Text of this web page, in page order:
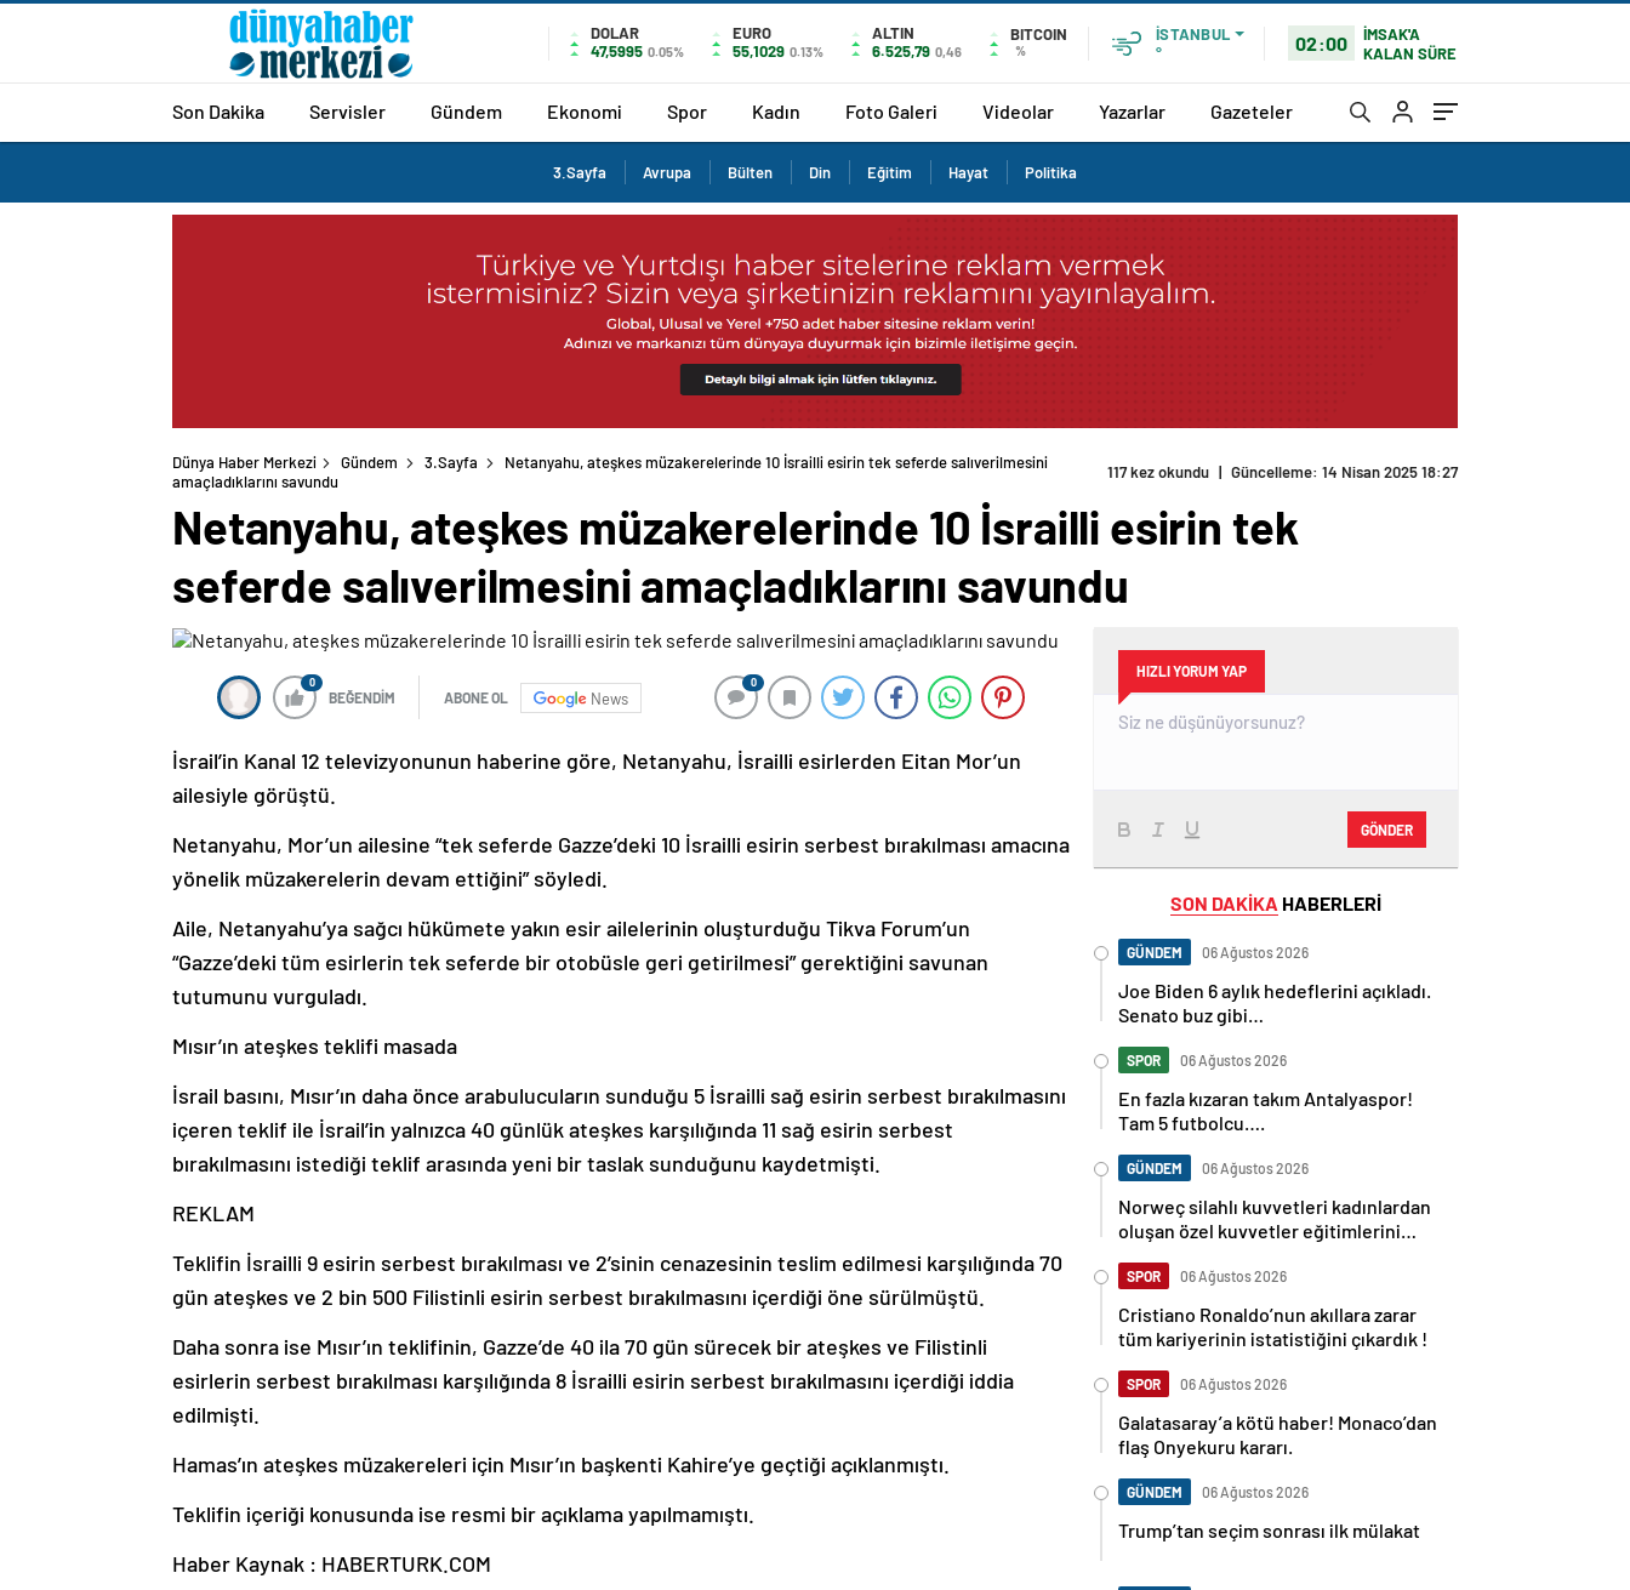
DOLAR
47,5995 0.05%
EURO
55,1029 0.13%
ALTIN
6.525,79 0,46
BITCOIN
%
İSTANBUL
°
02:00
İMSAK'A
KALAN SÜRE
Son Dakika Servisler Gündem Ekonomi Spor Kadın Foto Galeri Videolar Yazarlar Gazeteler
3.Sayfa Avrupa Bülten Din Eğitim Hayat Politika
Dünya Haber Merkezi Gündem 3.Sayfa
Netanyahu, ateşkes müzakerelerinde 10 İsrailli esirin tek seferde salıverilmesini
amaçladıklarını savundu
117 kez okundu | Güncelleme: 14 Nisan 2025 18:27
Netanyahu, ateşkes müzakerelerinde 10 İsrailli esirin tek
seferde salıverilmesini amaçladıklarını savundu
0
BEĞENDİM ABONE OL News
0
İsrail’in Kanal 12 televizyonunun haberine göre, Netanyahu, İsrailli esirlerden Eitan Mor’un
ailesiyle görüştü.
Netanyahu, Mor’un ailesine “tek seferde Gazze’deki 10 İsrailli esirin serbest bırakılması amacına
yönelik müzakerelerin devam ettiğini” söyledi.
Aile, Netanyahu’ya sağcı hükümete yakın esir ailelerinin oluşturduğu Tikva Forum’un
“Gazze’deki tüm esirlerin tek seferde bir otobüsle geri getirilmesi” gerektiğini savunan
tutumunu vurguladı.
Mısır’ın ateşkes teklifi masada
İsrail basını, Mısır’ın daha önce arabulucuların sunduğu 5 İsrailli sağ esirin serbest bırakılmasını
içeren teklif ile İsrail’in yalnızca 40 günlük ateşkes karşılığında 11 sağ esirin serbest
bırakılmasını istediği teklif arasında yeni bir taslak sunduğunu kaydetmişti.
REKLAM
Teklifin İsrailli 9 esirin serbest bırakılması ve 2’sinin cenazesinin teslim edilmesi karşılığında 70
gün ateşkes ve 2 bin 500 Filistinli esirin serbest bırakılmasını içerdiği öne sürülmüştü.
Daha sonra ise Mısır’ın teklifinin, Gazze’de 40 ila 70 gün sürecek bir ateşkes ve Filistinli
esirlerin serbest bırakılması karşılığında 8 İsrailli esirin serbest bırakılmasını içerdiği iddia
edilmişti.
Hamas’ın ateşkes müzakereleri için Mısır’ın başkenti Kahire’ye geçtiği açıklanmıştı.
Teklifin içeriği konusunda ise resmi bir açıklama yapılmamıştı.
Haber Kaynak : HABERTURK.COM
HIZLI YORUM YAP
GÖNDER
SON DAKİKA HABERLERİ
GÜNDEM 06 Ağustos 2026
Joe Biden 6 aylık hedeflerini açıkladı.
Senato buz gibi…
SPOR 06 Ağustos 2026
En fazla kızaran takım Antalyaspor!
Tam 5 futbolcu….
GÜNDEM 06 Ağustos 2026
Norweç silahlı kuvvetleri kadınlardan
oluşan özel kuvvetler eğitimlerini
SPOR 06 Ağustos 2026
Cristiano Ronaldo’nun akıllara zarar
tüm kariyerinin istatistiğini çıkardık !
SPOR 06 Ağustos 2026
Galatasaray’a kötü haber! Monaco’dan
flaş Onyekuru kararı.
GÜNDEM 06 Ağustos 2026
Trump’tan seçim sonrası ilk mülakat